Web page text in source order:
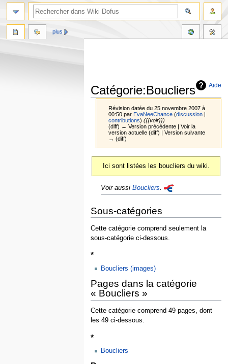
Aide
Catégorie:Boucliers
Révision datée du 25 novembre 2007 à
00:50 parEvaNeeChance (discussion |
contributions) ({{voir}})
(diff) ← Version précédente | Voir la
version actuelle (diff) | Version suivante
→ (diff)
navigation
recherche
Ici sont listées les boucliers du wiki.
Voir aussiBoucliers.
Sous-catégories
Cette catégorie comprend seulement la
sous-catégorie ci-dessous.
*
Boucliers (images)
Pages dans la catégorie
« Boucliers »
Cette catégorie comprend 49 pages, dont
les 49 ci-dessous.
*
Boucliers
plus